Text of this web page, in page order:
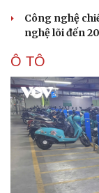
Công nghệ
nghệ lõi đến
Ô TÔ